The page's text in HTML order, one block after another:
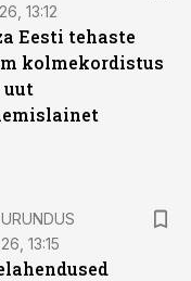
13:12
Eesti tehaste
kolmekordistus
uut
13:15